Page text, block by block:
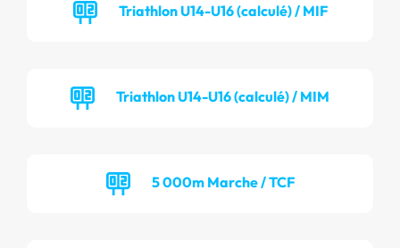
Triathlon U14-U16 (calculé) / MIF
Triathlon U14-U16 (calculé) / MIM
5 000m Marche / TCF